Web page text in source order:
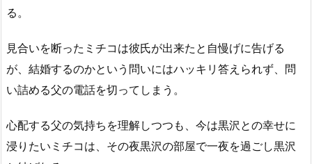
る。
見合いを断ったミチコは彼氏が出来たと自慢げに告げる
が、結婚するのかという問いにはハッキリ答えられず、問
い詰める父の電話を切ってしまう。
心配する父の気持ちを理解しつつも、今は黒沢との幸せに
浸りたいミチコは、その夜黒沢の部屋で一夜を過ごし黒沢